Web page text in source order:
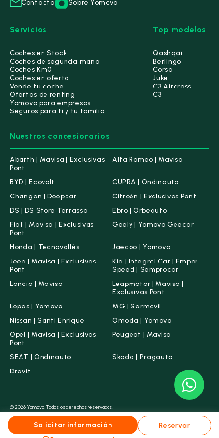
Solicitar información
Reservar
Contacto Sobre Yomovo
Servicios
Coches en Stock
Coches de segunda mano
Coches Km0
Coches en oferta
Vende tu coche
Ofertas de renting
Yomovo para empresas
Seguros para ti y tu familia
Top modelos
Qashqai
Berlingo
Corsa
Juke
C3 Aircross
C3
Nuestros concesionarios
Abarth | Mavisa | Exclusivas
Pont
Alfa Romeo | Mavisa
BYD | Ecovolt
CUPRA | Ondinauto
Changan | Deepcar
Citroën | Exclusivas Pont
DS | DS Store Terrassa
Ebro | Orbeauto
Fiat | Mavisa | Exclusivas
Pont
Geely | Yomovo Geecar
Honda | Tecnovallés
Jaecoo | Yomovo
Jeep | Mavisa | Exclusivas
Pont
Kia | Integral Car | Empor
Speed | Semprocar
Lancia | Mavisa
Leapmotor | Mavisa |
Exclusivas Pont
Lepas | Yomovo
MG | Sarmovil
Nissan | Santi Enrique
Omoda | Yomovo
Opel | Mavisa | Exclusivas
Pont
Peugeot | Mavisa
SEAT | Ondinauto
Skoda | Pragauto
Dravit
Condiciones legalesAviso legalPolítica de CookiesPolítica de PrivacidadCanal ético
© 2026 Yomovo. Todos los derechos reservados.